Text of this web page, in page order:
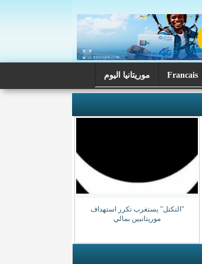
Francais موريتانيا اليوم
"التكتل" يستغرب تكرر استهداف
موريتانيين بمالي